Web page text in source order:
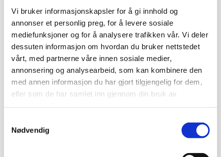
Vi bruker informasjonskapsler for å gi innhold og
annonser et personlig preg, for å levere sosiale
mediefunksjoner og for å analysere trafikken vår. Vi deler
dessuten informasjon om hvordan du bruker nettstedet
vårt, med partnerne våre innen sosiale medier,
annonsering og analysearbeid, som kan kombinere den
med annen informasjon du har gjort tilgjengelig for dem,
eller som de har samlet inn gjennom din bruk av
Nødvendig
deg som bruker aldri kobles sammen med din identitet.
Din IP-adresse lagres av sikkerhetsmessige årsaker bare
i de tilfeller du selv aktivt registrerer deg på nettstedet.
Formål:
Utvikle og forbedre nettstedet gjennom å forstå
hvordan det anvendes.
Gjøre det lettere for deg å navigere på nettstedet.
Gjøre det mulig for systemet å kjenne igjen faste